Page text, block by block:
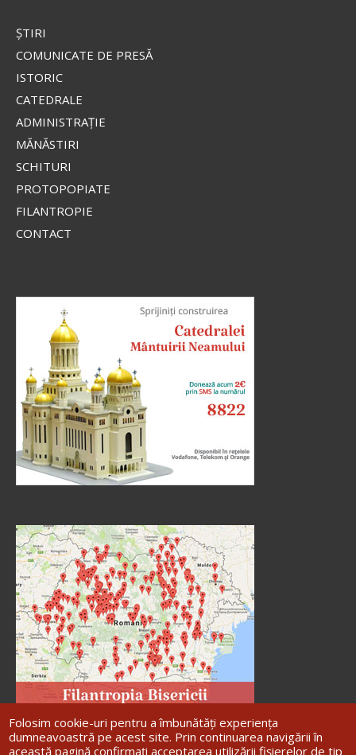
ŞTIRI
COMUNICATE DE PRESĂ
ISTORIC
CATEDRALE
ADMINISTRAŢIE
MĂNĂSTIRI
SCHITURI
PROTOPOPIATE
FILANTROPIE
CONTACT
Folosim cookie-uri pentru a îmbunătăți experiența
dumneavoastră pe acest site. Prin continuarea navigării în
această pagină confirmați acceptarea utilizării fișierelor de tip